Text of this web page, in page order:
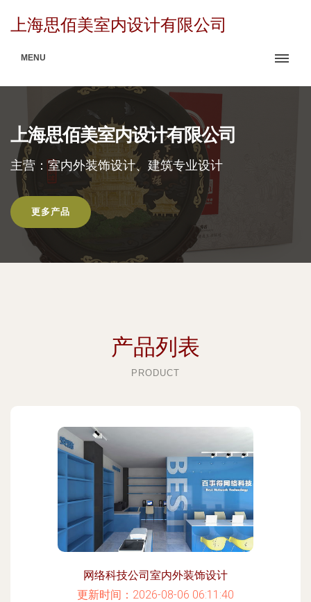
上海思佰美室内设计有限公司
MENU
上海思佰美室内设计有限公司
主营：室内外装饰设计、建筑专业设计
更多产品
产品列表
PRODUCT
网络科技公司室内外装饰设计
更新时间：2026-08-06 06:11:40